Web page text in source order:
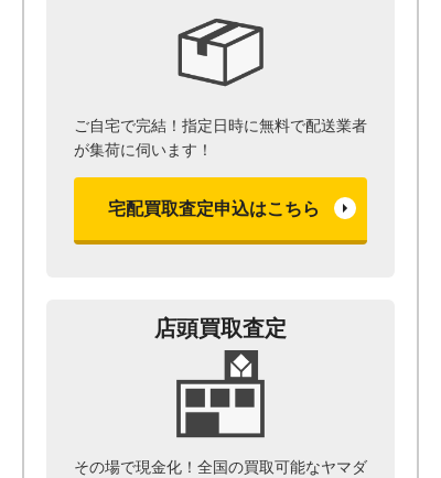
ご自宅で完結！指定日時に無料で配送業者
が集荷に伺います！
宅配買取査定申込はこちら
店頭買取査定
その場で現金化！全国の買取可能なヤマダ